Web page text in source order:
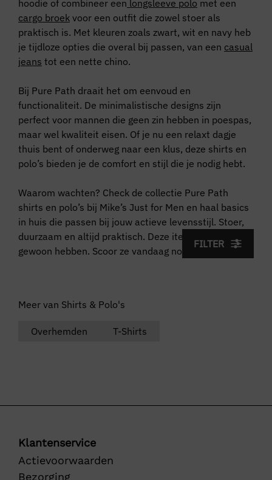
FILTER
hoodie of combineer een longsleeve polo met een
cargo broek voor een outfit die zowel stoer als
praktisch is. Met kleuren zoals zwart, wit en navy heb
je tijdloze opties die overal bij passen, van een casual
jeans tot een nette chino.
Bij Pure Path draait het om eenvoud en
functionaliteit. De minimalistische designs zijn
perfect voor mannen die geen zin hebben in poespas,
maar wel kwaliteit eisen. Of je nu een relaxt dagje
thuis bent of onderweg naar een klus, deze shirts en
polo’s bieden je de comfort en stijl die je nodig hebt.
Waarom wachten? Check de collectie Pure Path
shirts en polo’s bij Mike’s Just for Men en haal basics
in huis die passen bij jouw actieve levensstijl. Stoer,
duurzaam en altijd praktisch. Deze items wil je
gewoon hebben. Scoor ze vandaag nog!
Meer van Shirts & Polo's
Overhemden T-Shirts
Klantenservice
Actievoorwaarden
Bezorging